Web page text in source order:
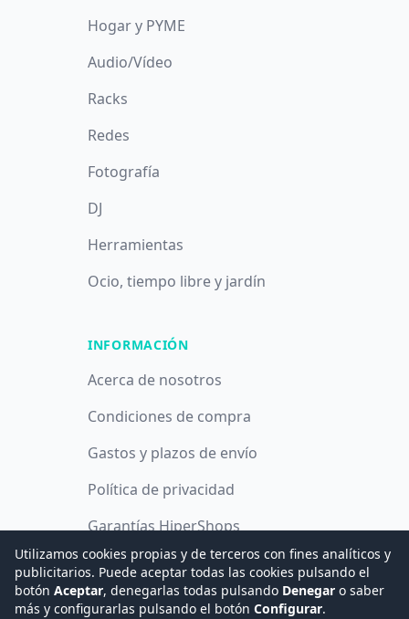
Hogar y PYME
Audio/Vídeo
Racks
Redes
Fotografía
DJ
Herramientas
Ocio, tiempo libre y jardín
INFORMACIÓN
Acerca de nosotros
Condiciones de compra
Gastos y plazos de envío
Política de privacidad
Garantías HiperShops
Política de cookies
Utilizamos cookies propias y de terceros con fines analíticos y
publicitarios. Puede aceptar todas las cookies pulsando el
botón Aceptar, denegarlas todas pulsando Denegar o saber
más y configurarlas pulsando el botón Configurar.